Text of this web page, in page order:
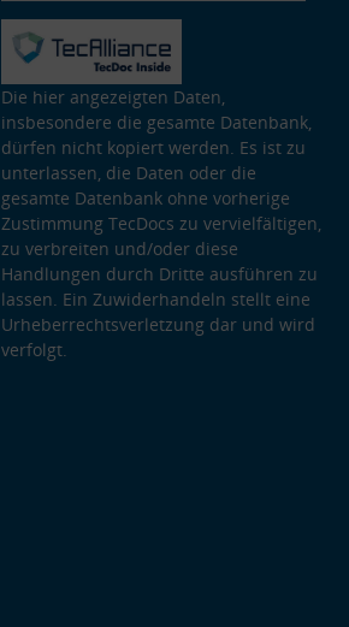
Die hier angezeigten Daten,
insbesondere die gesamte Datenbank,
dürfen nicht kopiert werden. Es ist zu
unterlassen, die Daten oder die
gesamte Datenbank ohne vorherige
Zustimmung TecDocs zu vervielfältigen,
zu verbreiten und/oder diese
Handlungen durch Dritte ausführen zu
lassen. Ein Zuwiderhandeln stellt eine
Urheberrechtsverletzung dar und wird
verfolgt.